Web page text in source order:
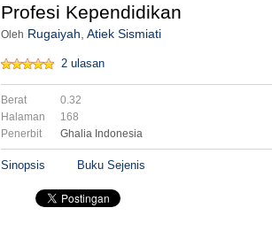
Profesi Kependidikan
Oleh Rugaiyah Atiek Sismiati
2 ulasan
Berat
0.32
Halaman
168
Penerbit
Ghalia Indonesia
Sinopsis Buku Sejenis